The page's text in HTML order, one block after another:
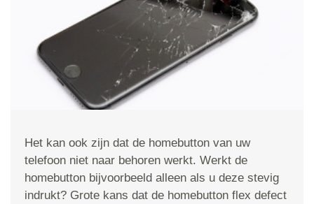
Het kan ook zijn dat de homebutton van uw
telefoon niet naar behoren werkt. Werkt de
homebutton bijvoorbeeld alleen als u deze stevig
indrukt? Grote kans dat de homebutton flex defect